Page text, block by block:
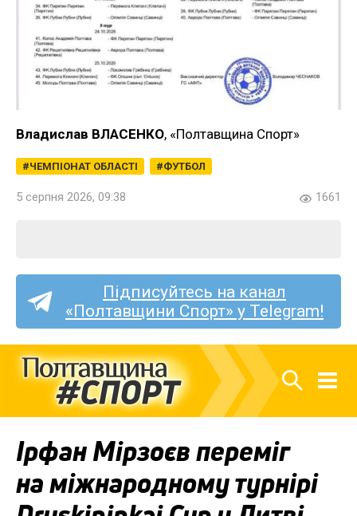
Владислав ВЛАСЕНКО, «Полтавщина Спорт»
ЧЕМПІОНАТ ОБЛАСТІ ФУТБОЛ
5 серпня 2026, 09:38 1661
Підписуйтесь на канал
«Полтавщини Спорт» у Telegram!
Ірфан Мірзоєв переміг
на міжнародному турнірі